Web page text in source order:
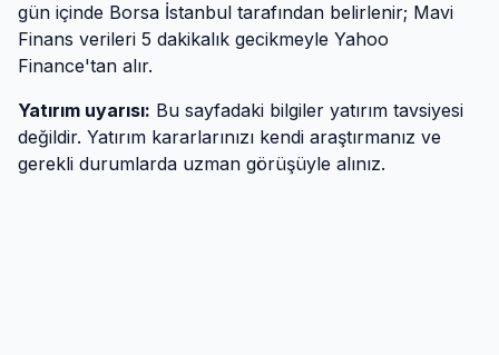
gün içinde Borsa İstanbul tarafından belirlenir; Mavi
Finans verileri 5 dakikalık gecikmeyle Yahoo
Finance'tan alır.
Yatırım uyarısı: Bu sayfadaki bilgiler yatırım tavsiyesi
değildir. Yatırım kararlarınızı kendi araştırmanız ve
gerekli durumlarda uzman görüşüyle alınız.